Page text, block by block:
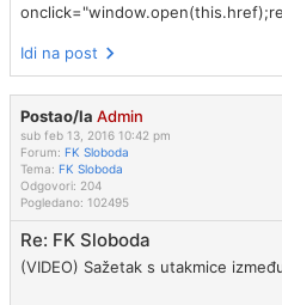
Idi na post
Postao/la Admin
sub feb 13, 2016 10:42 pm
Forum: FK Sloboda
Tema: FK Sloboda
Odgovori: 204
Pogledano: 102495
Re: FK Sloboda
(VIDEO) Sažetak s utakmice